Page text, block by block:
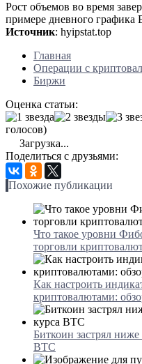
Рост объемов во время
примере дневного графика
Источник: hyipstat.top
Главная
Операции с
Биржи
Оценка статьи:
голосов)
Загрузка...
Поделиться с друзьями:
Похожие публикации
Что такое уровни
торговли
Как настроить
криптовалютами:
Биткоин застрял ниже
BTC